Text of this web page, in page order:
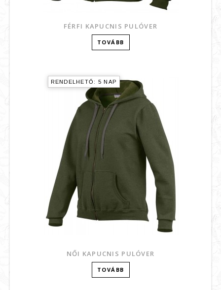
FÉRFI KAPUCNIS PULÓVER
TOVÁBB
RENDELHETŐ: 5 NAP
NŐI KAPUCNIS PULÓVER
TOVÁBB